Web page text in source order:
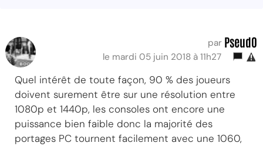
par Pseud0
le mardi 05 juin 2018 à 11h27
Quel intérêt de toute façon, 90 % des joueurs
doivent surement être sur une résolution entre
1080p et 1440p, les consoles ont encore une
puissance bien faible donc la majorité des
portages PC tournent facilement avec une 1060,